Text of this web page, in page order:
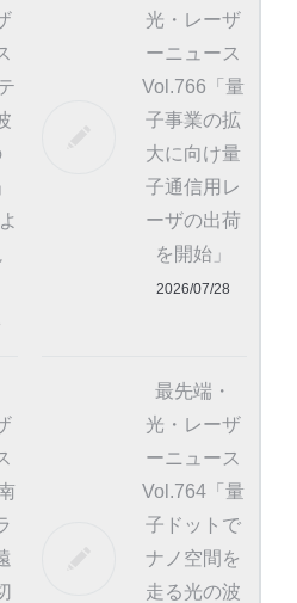
光・レーザ
ーニュース
Vol.766「量
子事業の拡
大に向け量
子通信用レ
ーザの出荷
を開始」
2026/07/28
最先端・
光・レーザ
ーニュース
Vol.764「量
子ドットで
ナノ空間を
走る光の波